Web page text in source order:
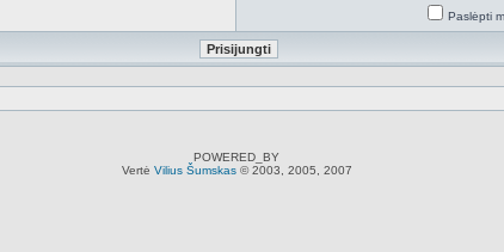
Paslėpti
POWERED_BY
Vertė Vilius Šumskas© 2003, 2005, 2007